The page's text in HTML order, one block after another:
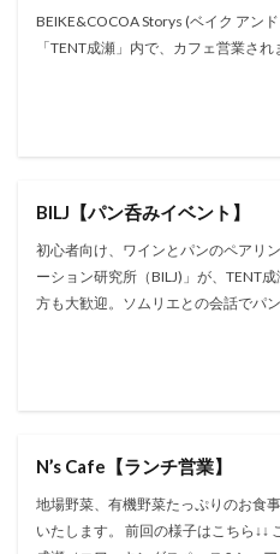
BEIKE&COCOA Storys (ベイク アン
「TENT成瀬」内で、カフェ営業され
BILJ【パン呑みイベント】
初心者向け、ワインとパンのペアリ
ーション研究所（BILJ)」が、TENT
方も大歓迎。ソムリエとの会話でパ
N’s Cafe【ランチ営業】
地場野菜、有機野菜たっぷりのお食
いたします。 前回の様子はこちら↓↓